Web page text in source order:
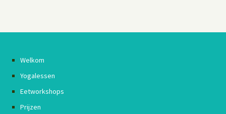
Welkom
Yogalessen
Eetworkshops
Prijzen